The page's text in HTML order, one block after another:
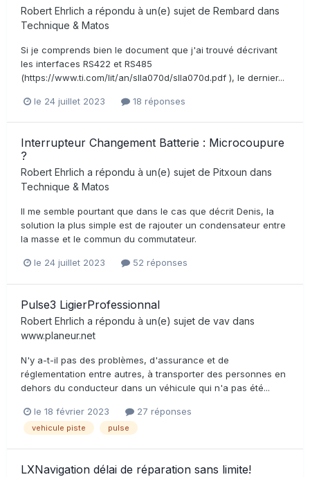
Robert Ehrlich a répondu à un(e) sujet de Rembard dans
Technique & Matos
Si je comprends bien le document que j'ai trouvé décrivant
les interfaces RS422 et RS485
(https://www.ti.com/lit/an/slla070d/slla070d.pdf ), le dernier...
le 24 juillet 2023 18 réponses
Interrupteur Changement Batterie : Microcoupure
?
Robert Ehrlich a répondu à un(e) sujet de Pitxoun dans
Technique & Matos
Il me semble pourtant que dans le cas que décrit Denis, la
solution la plus simple est de rajouter un condensateur entre
la masse et le commun du commutateur.
le 24 juillet 2023 52 réponses
Pulse3 LigierProfessionnal
Robert Ehrlich a répondu à un(e) sujet de vav dans
www.planeur.net
N'y a-t-il pas des problèmes, d'assurance et de
réglementation entre autres, à transporter des personnes en
dehors du conducteur dans un véhicule qui n'a pas été...
le 18 février 2023 27 réponses
vehicule piste pulse
LXNavigation délai de réparation sans limite!